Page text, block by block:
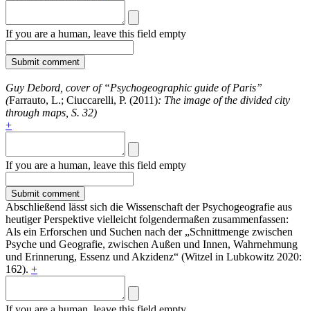
If you are a human, leave this field empty
Guy Debord, cover of “Psychogeographic guide of Paris”
(Farrauto, L.; Ciuccarelli, P. (2011): The image of the divided city
through maps, S. 32)
+
If you are a human, leave this field empty
Abschließend lässt sich die Wissenschaft der Psychogeografie aus
heutiger Perspektive vielleicht folgendermaßen zusammenfassen:
Als ein Erforschen und Suchen nach der „Schnittmenge zwischen
Psyche und Geografie, zwischen Außen und Innen, Wahrnehmung
und Erinnerung, Essenz und Akzidenz“ (Witzel in Lubkowitz 2020:
162). +